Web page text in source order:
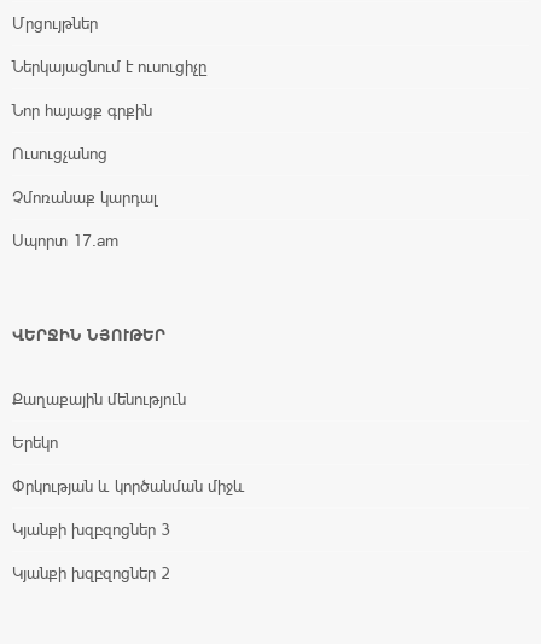
Մրցույթներ
Ներկայացնում է ուսուցիչը
Նոր հայացք գրքին
Ուսուցչանոց
Չմոռանաք կարդալ
Սպորտ 17.am
ՎԵՐՋԻՆ ՆՅՈՒԹԵՐ
Քաղաքային մենություն
Երեկո
Փրկության և կործանման միջև
Կյանքի խզբզոցներ 3
Կյանքի խզբզոցներ 2